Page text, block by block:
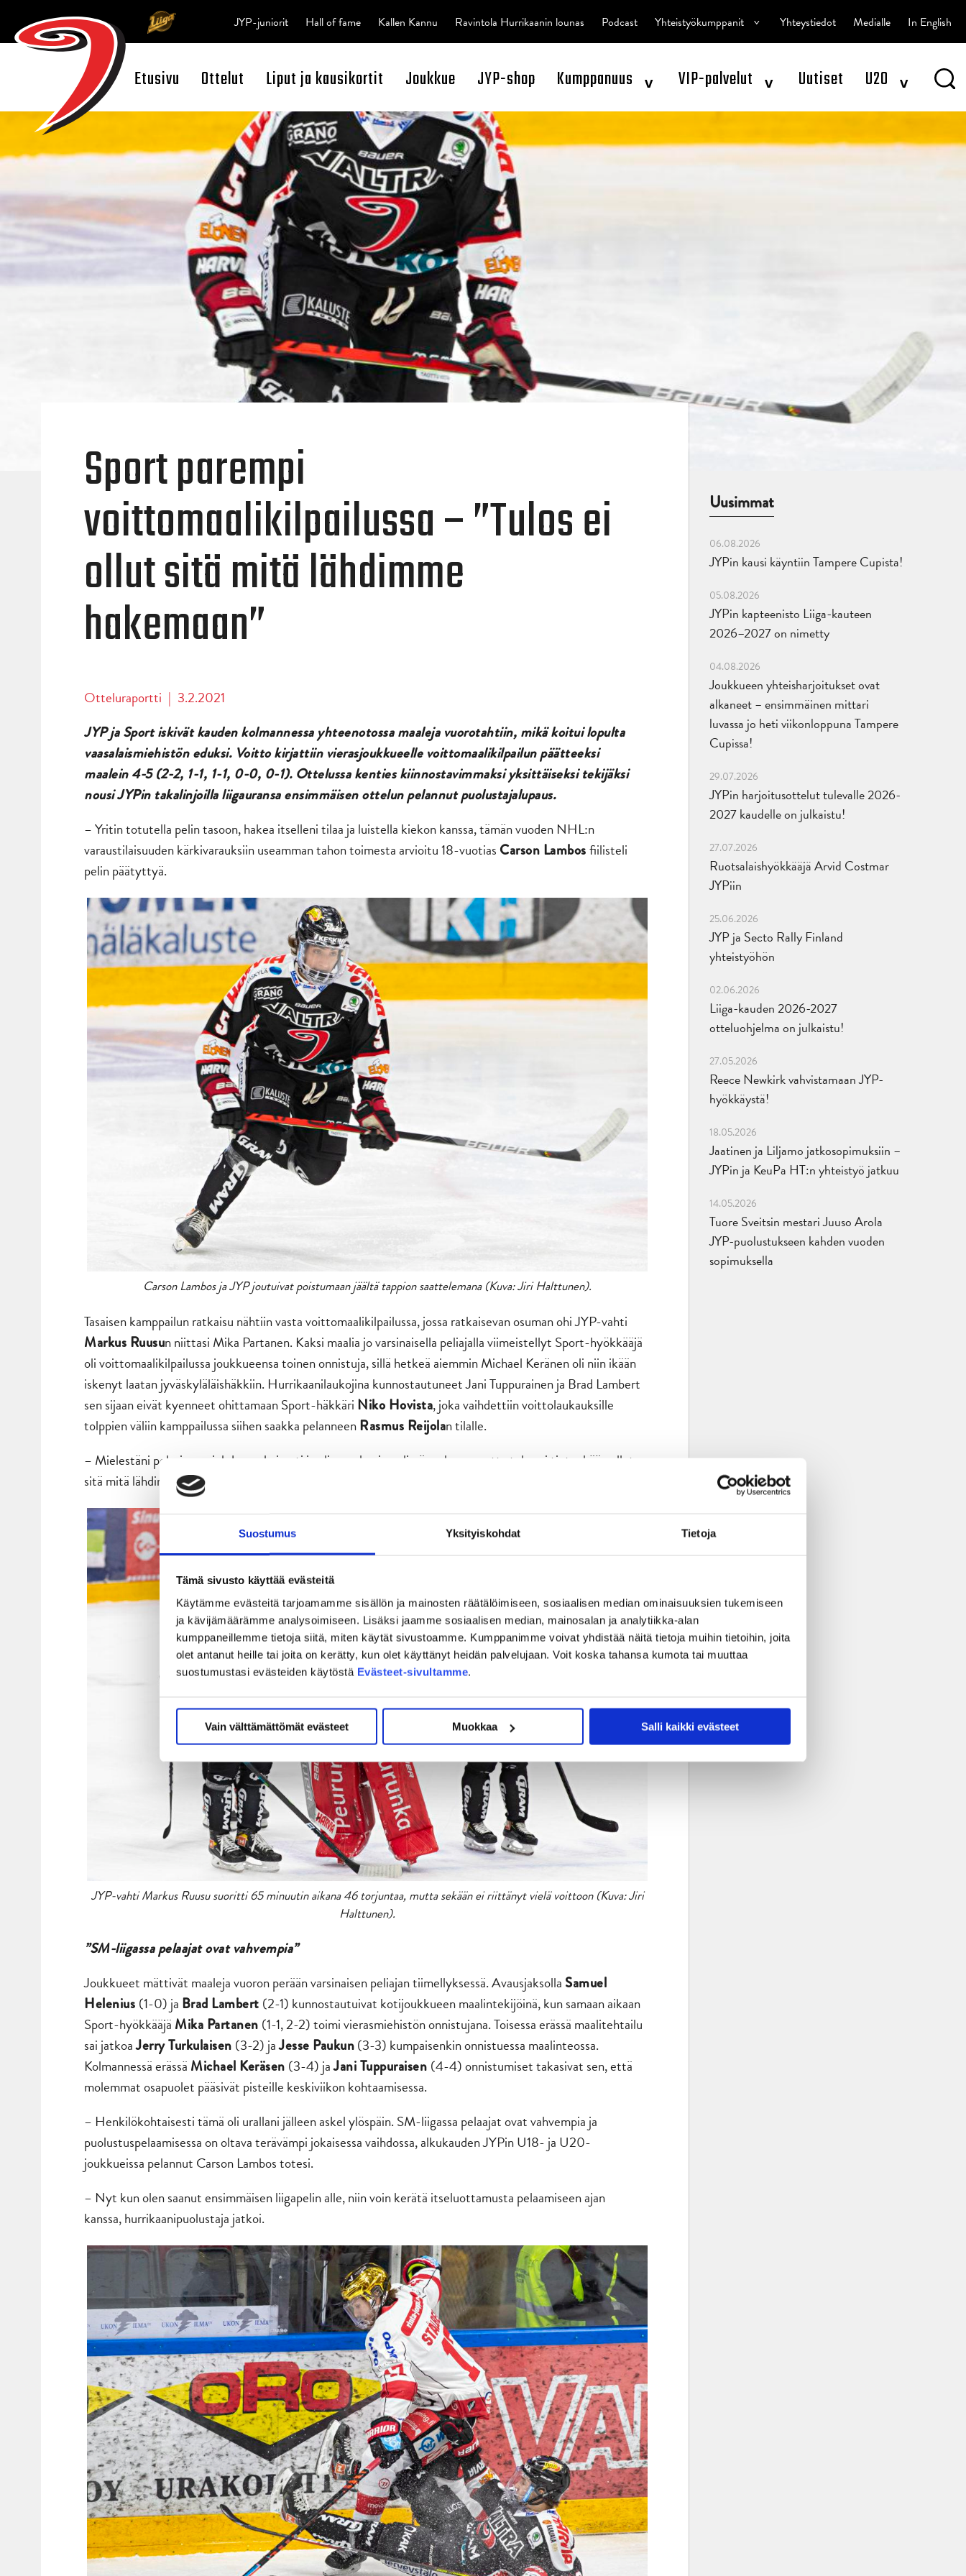
Suostumus Yksityiskohdat Tietoja
Tämä sivusto käyttää evästeitä
Käytämme evästeitä tarjoamamme sisällön ja mainosten räätälöimiseen, sosiaalisen median ominaisuuksien tukemiseen
ja kävijämäärämme analysoimiseen. Lisäksi jaamme sosiaalisen median, mainosalan ja analytiikka-alan
kumppaneillemme tietoja siitä, miten käytät sivustoamme. Kumppanimme voivat yhdistää näitä tietoja muihin tietoihin, joita
olet antanut heille tai joita on kerätty, kun olet käyttänyt heidän palvelujaan. Voit koska tahansa kumota tai muuttaa
suostumustasi evästeiden käytöstä Evästeet-sivultamme.
Vain välttämättömät evästeet Muokkaa Salli kaikki evästeet
Open Search
Etusivu Ottelut Liput ja kausikortit Joukkue JYP-shop Kumppanuus ^ VIP-palvelut ^ Uutiset U20 ^
JYP-juniorit Hall of fame Kallen Kannu Ravintola Hurrikaanin lounas Podcast Yhteistyökumppanit ^ Yhteystiedot Medialle In English
Sport parempi
voittomaalikilpailussa – ”Tulos ei
ollut sitä mitä lähdimme
hakemaan”
Otteluraportti | 3.2.2021
JYP ja Sport iskivät kauden kolmannessa yhteenotossa maaleja vuorotahtiin, mikä koitui lopulta
vaasalaismiehistön eduksi. Voitto kirjattiin vierasjoukkueelle voittomaalikilpailun päätteeksi
maalein 4-5 (2-2, 1-1, 1-1, 0-0, 0-1). Ottelussa kenties kiinnostavimmaksi yksittäiseksi tekijäksi
nousi JYPin takalinjoilla liigauransa ensimmäisen ottelun pelannut puolustajalupaus.
– Yritin totutella pelin tasoon, hakea itselleni tilaa ja luistella kiekon kanssa, tämän vuoden NHL:n
varaustilaisuuden kärkivarauksiin useamman tahon toimesta arvioitu 18-vuotiasCarson Lambosfiilisteli
pelin päätyttyä.
Carson Lambos ja JYP joutuivat poistumaan jäältä tappion saattelemana (Kuva: Jiri Halttunen).
Tasaisen kamppailun ratkaisu nähtiin vasta voittomaalikilpailussa, jossa ratkaisevan osuman ohi JYP-vahti
Markus Ruusun niittasi Mika Partanen. Kaksi maalia jo varsinaisella peliajalla viimeistellyt Sport-hyökkääjä
oli voittomaalikilpailussa joukkueensa toinen onnistuja, sillä hetkeä aiemmin Michael Keränen oli niin ikään
iskenyt laatan jyväskyläläishäkkiin. Hurrikaanilaukojina kunnostautuneet Jani Tuppurainen ja Brad Lambert
sen sijaan eivät kyenneet ohittamaan Sport-häkkäri Niko Hovista, joka vaihdettiin voittolaukauksille
tolppien väliin kamppailussa siihen saakka pelanneenRasmus Reijolan tilalle.
– Mielestäni pelasimme johdonmukaisesti ja olimme hyvin pelissä mukana, mutta tulos ei tietenkään ollut
sitä mitä lähdimme ottelusta hakemaan, kanadalaiskiekkoilija myönsi.
JYP-vahti Markus Ruusu suoritti 65 minuutin aikana 46 torjuntaa, mutta sekään ei riittänyt vielä voittoon (Kuva: Jiri
Halttunen).
”SM-liigassa pelaajat ovat vahvempia”
Joukkueet mättivät maaleja vuoron perään varsinaisen peliajan tiimellyksessä. Avausjaksolla Samuel
Helenius (1-0) ja Brad Lambert (2-1) kunnostautuivat kotijoukkueen maalintekijöinä, kun samaan aikaan
Sport-hyökkääjä Mika Partanen (1-1, 2-2) toimi vierasmiehistön onnistujana. Toisessa erässä maalitehtailu
sai jatkoaJerry Turkulaisen (3-2) jaJesse Paukun(3-3) kumpaisenkin onnistuessa maalinteossa.
Kolmannessä erässä Michael Keräsen (3-4) jaJani Tuppuraisen (4-4) onnistumiset takasivat sen, että
molemmat osapuolet pääsivät pisteille keskiviikon kohtaamisessa.
– Henkilökohtaisesti tämä oli urallani jälleen askel ylöspäin. SM-liigassa pelaajat ovat vahvempia ja
puolustuspelaamisessa on oltava terävämpi jokaisessa vaihdossa, alkukauden JYPin U18- ja U20-
joukkueissa pelannut Carson Lambos totesi.
– Nyt kun olen saanut ensimmäisen liigapelin alle, niin voin kerätä itseluottamusta pelaamiseen ajan
kanssa, hurrikaanipuolustaja jatkoi.
Uusimmat
06.08.2026
JYPin kausi käyntiin Tampere Cupista!
05.08.2026
JYPin kapteenisto Liiga-kauteen
2026–2027 on nimetty
04.08.2026
Joukkueen yhteisharjoitukset ovat
alkaneet – ensimmäinen mittari
luvassa jo heti viikonloppuna Tampere
Cupissa!
29.07.2026
JYPin harjoitusottelut tulevalle 2026-
2027 kaudelle on julkaistu!
27.07.2026
Ruotsalaishyökkääjä Arvid Costmar
JYPiin
25.06.2026
JYP ja Secto Rally Finland
yhteistyöhön
02.06.2026
Liiga-kauden 2026-2027
otteluohjelma on julkaistu!
27.05.2026
Reece Newkirk vahvistamaan JYP-
hyökkäystä!
18.05.2026
Jaatinen ja Liljamo jatkosopimuksiin –
JYPin ja KeuPa HT:n yhteistyö jatkuu
14.05.2026
Tuore Sveitsin mestari Juuso Arola
JYP-puolustukseen kahden vuoden
sopimuksella